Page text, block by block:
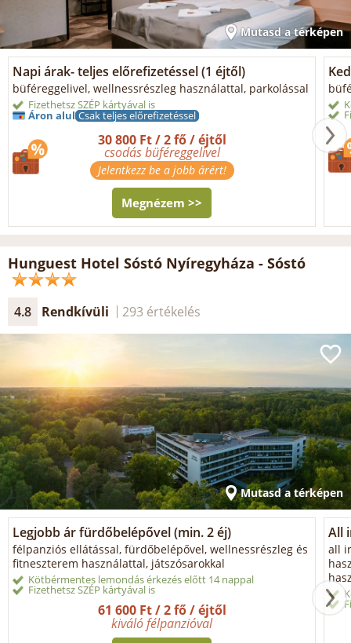
Mutasd a térképen
Napi árak- teljes előrefizetéssel (1 éjtől)
büféreggelivel, wellnessrészleg használattal, parkolással
Fizethetsz SZÉP kártyával is
Áron alul Csak teljes előrefizetéssel
30 800 Ft / 2 fő / éjtől
csodás büféreggelivel
Jelentkezz be a jobb árért!
Megnézem >>
Hunguest Hotel Sóstó Nyíregyháza - Sóstó
4.8 Rendkívüli 293 értékelés
Mutasd a térképen
Legjobb ár fürdőbelépővel (min. 2 éj)
félpanziós ellátással, fürdőbelépővel, wellnessrészleg és
fitneszterem használattal, játszósarokkal
Kötbérmentes lemondás érkezés előtt 14 nappal
Fizethetsz SZÉP kártyával is
61 600 Ft / 2 fő / éjtől
kiváló félpanzióval
All
all